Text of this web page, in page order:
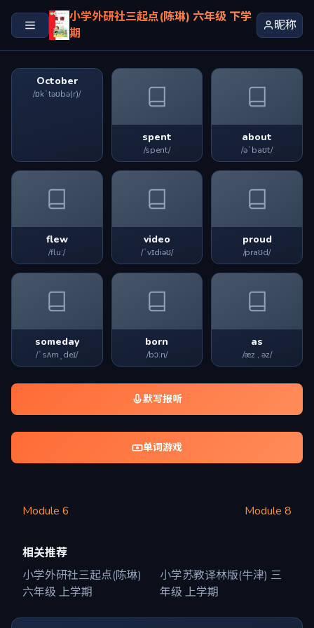
小学外研社三起点(陈琳) 六年级 下学
期
昵称
October
/ɒkˈtəʊbə(r)/
spent
/spent/
about
/əˈbaʊt/
flew
/fluː/
video
/ˈvɪdiəʊ/
proud
/praʊd/
someday
/ˈsʌmˌdeɪ/
born
/bɔːn/
as
/æz , əz/
默写报听
单词游戏
Module 6 Module 8
相关推荐
小学外研社三起点(陈琳)
六年级 上学期
小学苏教译林版(牛津) 三
年级 上学期